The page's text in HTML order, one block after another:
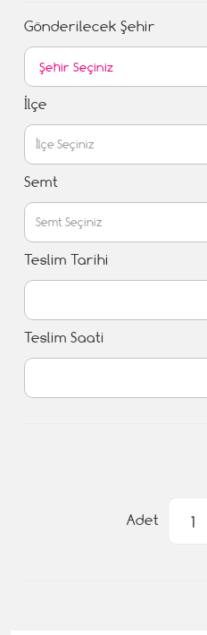
Gönderilecek Şehir
İlçe
Semt
Teslim Tarihi
Teslim Saati
Adet